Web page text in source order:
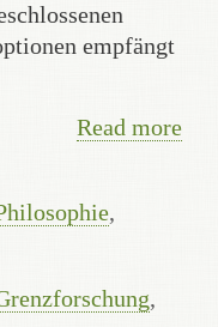
empfängt
Read more
,
,